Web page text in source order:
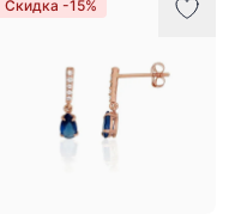
Скидка -15%